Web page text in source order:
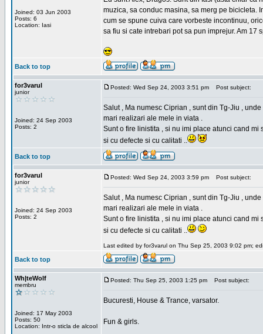
Joined: 03 Jun 2003
Posts: 6
Location: Iasi
muzica, sa conduc masina, sa merg pe bicicleta.
cum se spune cuiva care vorbeste incontinuu,
sa fiu si cate intrebari pot sa pun imprejur. Am 17
Back to top
for3varul
junior
Joined: 24 Sep 2003
Posts: 2
Posted: Wed Sep 24, 2003 3:51 pm Post subject:
Salut , Ma numesc Ciprian , sunt din Tg-Jiu ,
mari realizari ale mele in viata .
Sunt o fire linistita , si nu imi place atunci cand
si cu defecte si cu calitati ..
Back to top
for3varul
junior
Joined: 24 Sep 2003
Posts: 2
Posted: Wed Sep 24, 2003 3:59 pm Post subject:
Salut , Ma numesc Ciprian , sunt din Tg-Jiu ,
mari realizari ale mele in viata .
Sunt o fire linistita , si nu imi place atunci cand
si cu defecte si cu calitati ..
Last edited by for3varul on Thu Sep 25, 2003 9:02 pm;
Back to top
Wh|teWolf
membru
Joined: 17 May 2003
Posts: 50
Location: Intr-o sticla de alcool
Posted: Thu Sep 25, 2003 1:25 pm Post subject:
Bucuresti, House & Trance, varsator.
Fun & girls.